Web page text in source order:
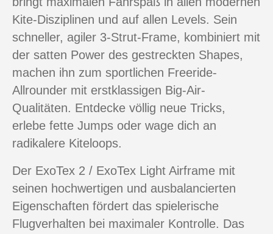
Kite-Disziplinen und auf allen Levels. Sein
schneller, agiler 3-Strut-Frame, kombiniert mit
der satten Power des gestreckten Shapes,
machen ihn zum sportlichen Freeride-
Allrounder mit erstklassigen Big-Air-
Qualitäten. Entdecke völlig neue Tricks,
erlebe fette Jumps oder wage dich an
radikalere Kiteloops.
Der ExoTex 2 / ExoTex Light Airframe mit
seinen hochwertigen und ausbalancierten
Eigenschaften fördert das spielerische
Flugverhalten bei maximaler Kontrolle. Das